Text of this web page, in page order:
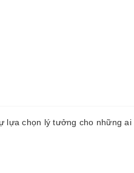
lựa chọn lý tưởng cho những ai